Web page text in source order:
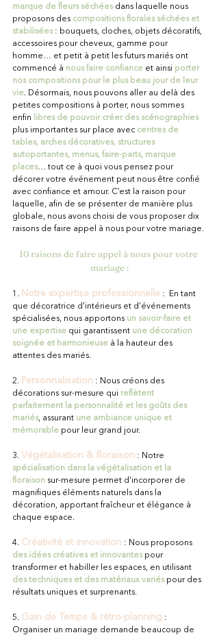
marque de fleurs séchées dans laquelle nous
proposons des compositions florales séchées et
stabilisées : bouquets, cloches, objets décoratifs,
accessoires pour cheveux, gamme pour
homme… et petit à petit les futurs mariés ont
commencé à nous faire confiance et ainsi porter
nos compositions pour le plus beau jour de leur
vie. Désormais, nous pouvons aller au delà des
petites compositions à porter, nous sommes
enfin libres de pouvoir créer des scénographies
plus importantes sur place avec centres de
tables, arches décoratives, structures
autoportantes, menus, faire-parts, marque
places… tout ce à quoi vous pensez pour
décorer votre événement peut nous être confié
avec confiance et amour. C’est la raison pour
laquelle, afin de se présenter de manière plus
globale, nous avons choisi de vous proposer dix
raisons de faire appel à nous pour votre mariage.
10 raisons de faire appel à nous pour votre
mariage :
1. Notre expertise professionnelle :  En tant
que décoratrice d'intérieurs et d’événements
spécialisées, nous apportons un savoir-faire et
une expertise qui garantissent une décoration
soignée et harmonieuse à la hauteur des
attentes des mariés.
2. Personnalisation : Nous créons des
décorations sur-mesure qui reflètent
parfaitement la personnalité et les goûts des
mariés, assurant une ambiance unique et
mémorable pour leur grand jour.
3. Végétalisation & floraison : Notre
spécialisation dans la végétalisation et la
floraison sur-mesure permet d'incorporer de
magnifiques éléments naturels dans la
décoration, apportant fraîcheur et élégance à
chaque espace.
4. Créativité et innovation : Nous proposons
des idées créatives et innovantes pour
transformer et habiller les espaces, en utilisant
des techniques et des matériaux variés pour des
résultats uniques et surprenants.
5. Gain de Temps & rétro-planning :
Organiser un mariage demande beaucoup de